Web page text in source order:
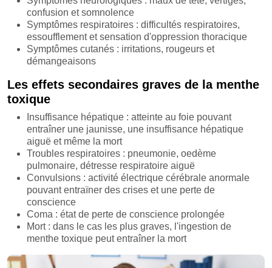
confusion et somnolence
Symptômes respiratoires : difficultés respiratoires,
essoufflement et sensation d'oppression thoracique
Symptômes cutanés : irritations, rougeurs et
démangeaisons
Les effets secondaires graves de la menthe
toxique
Insuffisance hépatique : atteinte au foie pouvant
entraîner une jaunisse, une insuffisance hépatique
aiguë et même la mort
Troubles respiratoires : pneumonie, oedème
pulmonaire, détresse respiratoire aiguë
Convulsions : activité électrique cérébrale anormale
pouvant entraïner des crises et une perte de
conscience
Coma : état de perte de conscience prolongée
Mort : dans le cas les plus graves, l'ingestion de
menthe toxique peut entraîner la mort